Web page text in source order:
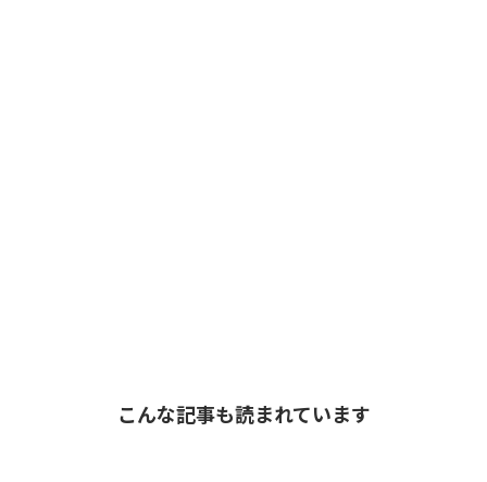
こんな記事も読まれています